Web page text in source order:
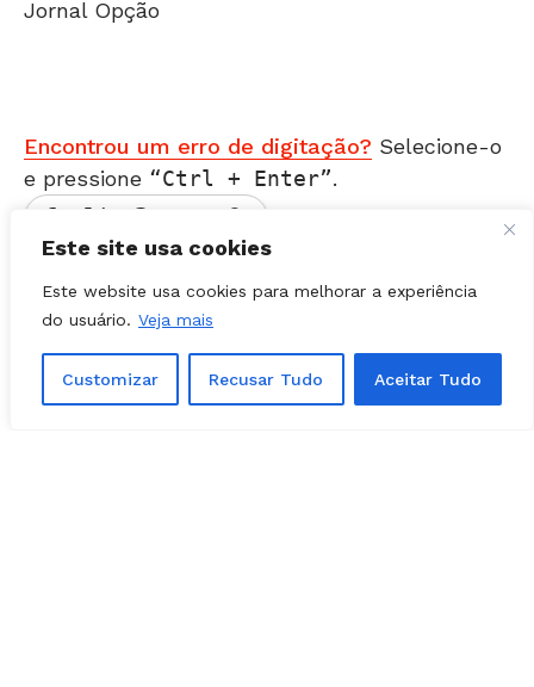
Este site usa cookies
Este website usa cookies para melhorar a experiência
do usuário. Veja mais
Customizar Recusar Tudo Aceitar Tudo
e pressione Ctrl + Enter .
Matérias Relacionadas